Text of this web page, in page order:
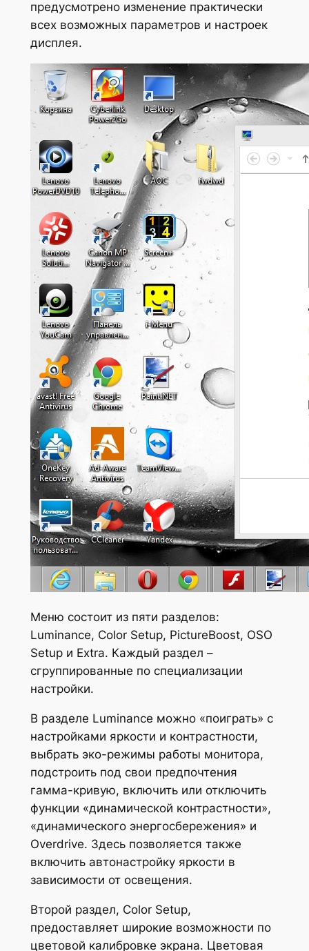
предусмотрено изменение практически
всех возможных параметров и настроек
дисплея.
Меню состоит из пяти разделов:
Luminance, Color Setup, PictureBoost, OSO
Setup и Extra. Каждый раздел –
сгруппированные по специализации
настройки.
В разделе Luminance можно «поиграть» с
настройками яркости и контрастности,
выбрать эко-режимы работы монитора,
подстроить под свои предпочтения
гамма-кривую, включить или отключить
функции «динамической контрастности»,
«динамического энергосбережения» и
Overdrive. Здесь позволяется также
включить автонастройку яркости в
зависимости от освещения.
Второй раздел, Color Setup,
предоставляет широкие возможности по
цветовой калибровке экрана. Цветовая